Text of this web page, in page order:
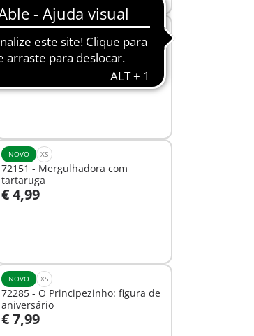
NOVO XS
72149 - Bombeiro com foco de
incêndio
NOVO XS
72151 - Mergulhadora com
tartaruga
€ 4,99
NOVO XS
72285 - O Principezinho: figura de
aniversário
€ 7,99
Ao carrinho